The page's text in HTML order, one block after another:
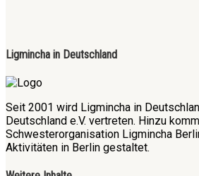
Ligmincha in Deutschland
Seit 2001 wird Ligmincha in
Deutschland e.V. vertreten. Hinzu
Schwesterorganisation Ligmincha
Aktivitäten in Berlin gestaltet.